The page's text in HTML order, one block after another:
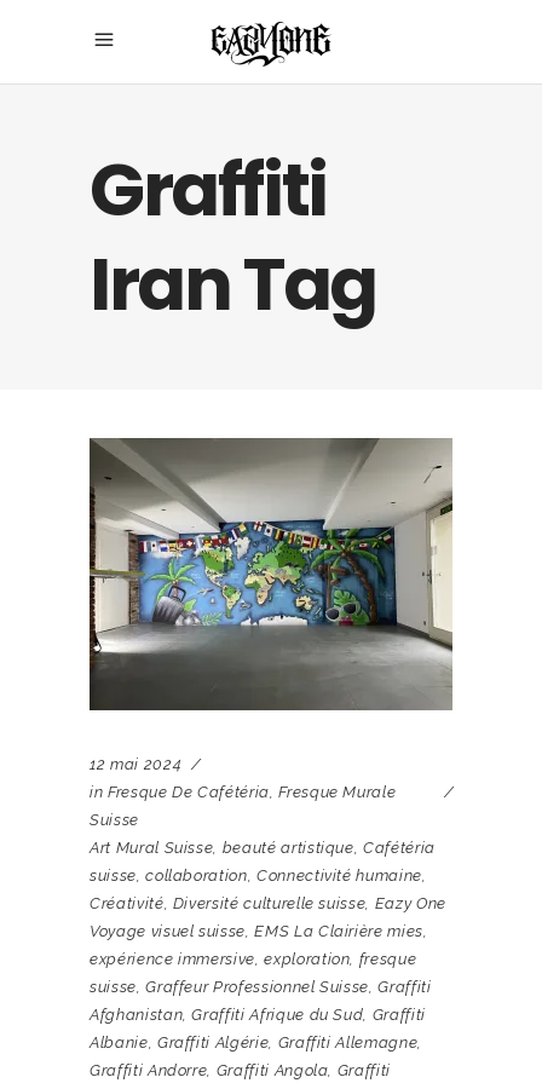
Graffiti
Iran Tag
12 mai 2024
in Fresque De Cafétéria,Fresque Murale
Suisse
Art Mural Suisse, beauté artistique,Cafétéria
suisse,collaboration, Connectivité humaine,
Créativité, Diversité culturelle suisse, Eazy One
Voyage visuel suisse,EMS La Clairière mies,
expérience immersive,exploration, fresque
suisse,Graffeur Professionnel Suisse,Graffiti
Afghanistan,Graffiti Afrique du Sud, Graffiti
Albanie, Graffiti Algérie, Graffiti Allemagne,
Graffiti Andorre, Graffiti Angola, Graffiti